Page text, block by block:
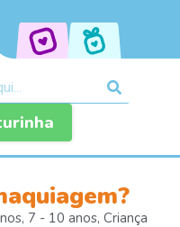
, 7 - 10 anos, Criança